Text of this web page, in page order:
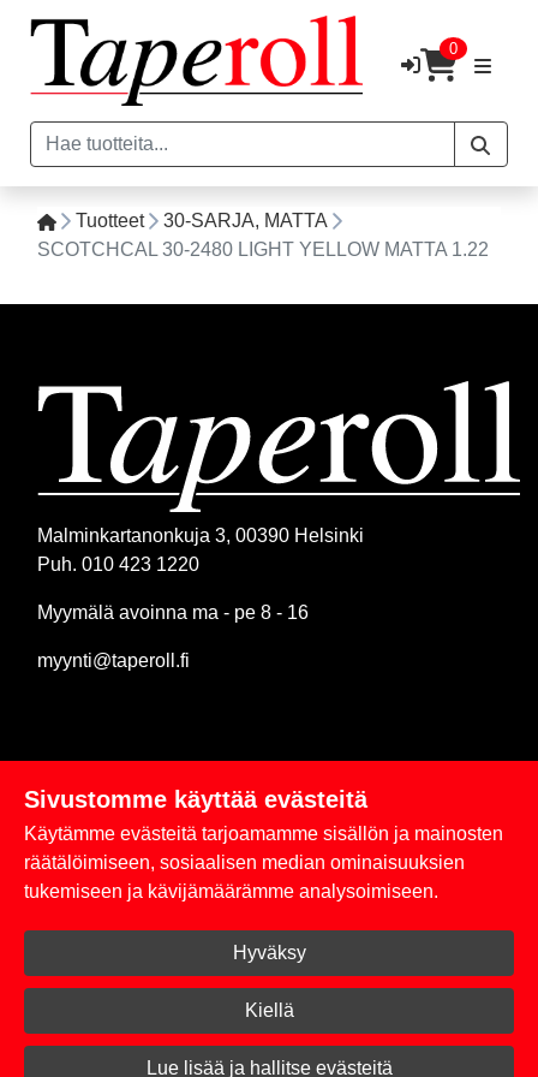
0
Tuotteet
30-SARJA, MATTA
SCOTCHCAL 30-2480 LIGHT YELLOW MATTA 1.22
Malminkartanonkuja 3, 00390 Helsinki
Puh. 010 423 1220
Myymälä avoinna ma - pe 8 - 16
myynti@taperoll.fi
Linkit
Rekisteriseloste
Toimitus- ja maksuehdot
Kirjaudu sisään
© 2026 Taperoll
Sivustomme käyttää evästeitä
Käytämme evästeitä tarjoamamme sisällön ja mainosten
räätälöimiseen, sosiaalisen median ominaisuuksien
tukemiseen ja kävijämäärämme analysoimiseen.
Hyväksy
Kiellä
Lue lisää ja hallitse evästeitä